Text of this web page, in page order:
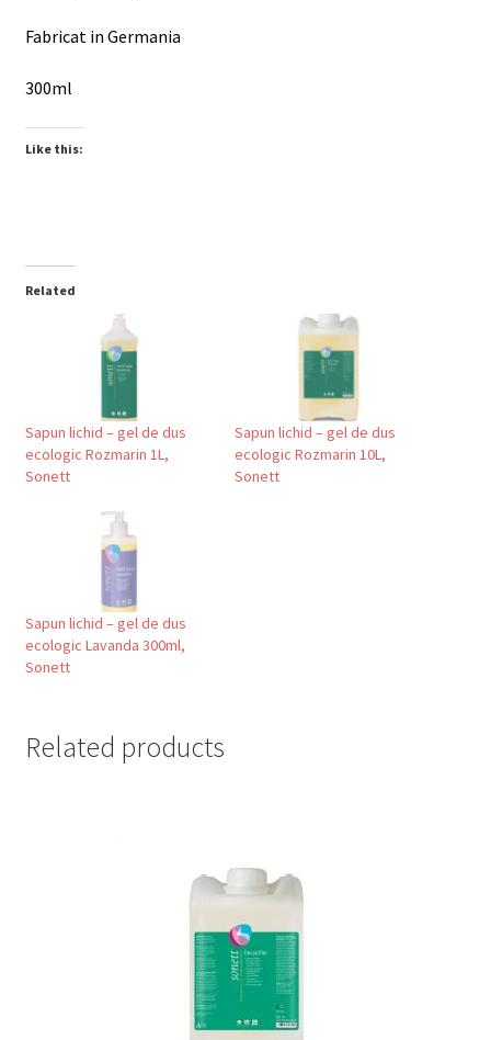
Fabricat in Germania
300ml
Like this:
Related
Sapun lichid – gel de dus
ecologic Rozmarin 1L,
Sonett
Sapun lichid – gel de dus
ecologic Rozmarin 10L,
Sonett
Sapun lichid – gel de dus
ecologic Lavanda 300ml,
Sonett
Related products